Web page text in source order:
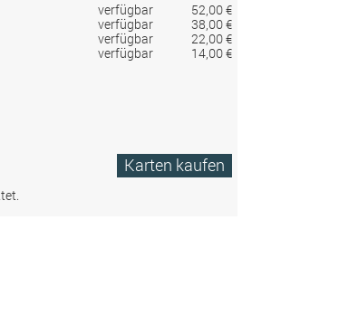
verfügbar
52,00 €
verfügbar
38,00 €
verfügbar
22,00 €
verfügbar
14,00 €
Karten kaufen